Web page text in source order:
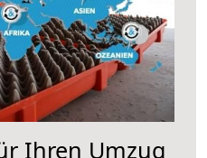
Ihren Umzug